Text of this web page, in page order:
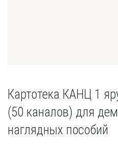
Картотека КАНЦ 1
(50 каналов) для
наглядных пособий